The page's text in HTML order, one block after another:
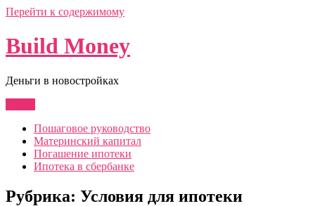
Перейти к содержимому
Build Money
Деньги в новостройках
Пошаговое руководство
Материнский капитал
Погашение ипотеки
Ипотека в сбербанке
Рубрика: Условия для ипотеки